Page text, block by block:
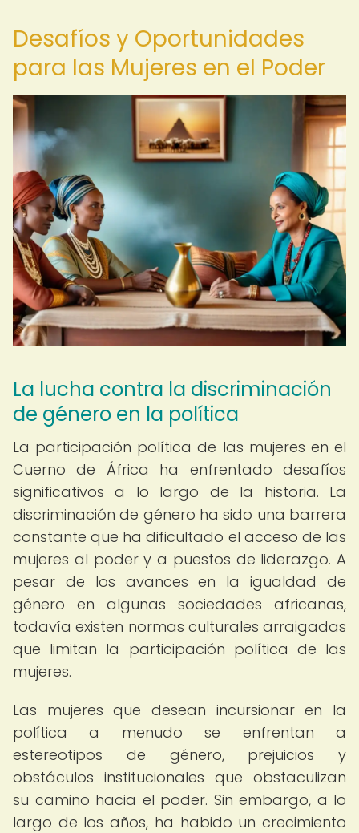
Desafíos y Oportunidades
para las Mujeres en el Poder
La lucha contra la discriminación
de género en la política
La participación política de las mujeres en el
Cuerno de África ha enfrentado desafíos
significativos a lo largo de la historia. La
discriminación de género ha sido una barrera
constante que ha dificultado el acceso de las
mujeres al poder y a puestos de liderazgo. A
pesar de los avances en la igualdad de
género en algunas sociedades africanas,
todavía existen normas culturales arraigadas
que limitan la participación política de las
mujeres.
Las mujeres que desean incursionar en la
política a menudo se enfrentan a
estereotipos de género, prejuicios y
obstáculos institucionales que obstaculizan
su camino hacia el poder. Sin embargo, a lo
largo de los años, ha habido un crecimiento